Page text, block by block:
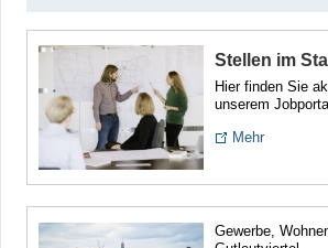
Stellen im
Hier finden Sie
unserem
Mehr
Gewerbe,